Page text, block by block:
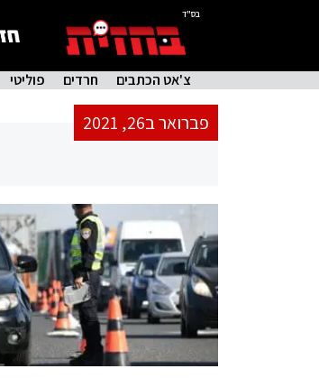
בס"ד
צ'אט הכתבים חרדים פוליטי
פברואר ב26, 2021